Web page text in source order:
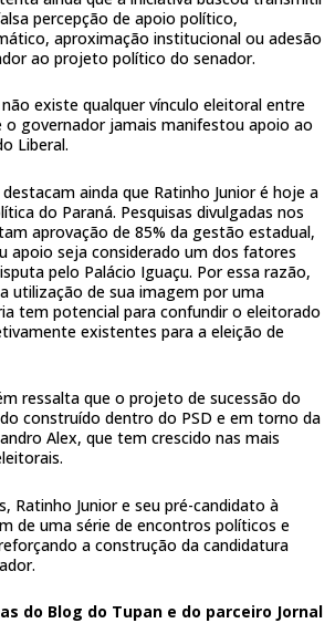
percepção de apoio político,
aproximação institucional ou adesão
ao projeto político do senador.
existe qualquer vínculo eleitoral entre
o governador jamais manifestou apoio ao
Liberal.
ainda que Ratinho Junior é hoje a
do Paraná. Pesquisas divulgadas nos
aprovação de 85% da gestão estadual,
apoio seja considerado um dos fatores
pelo Palácio Iguaçu. Por essa razão,
utilização de sua imagem por uma
tem potencial para confundir o eleitorado
existentes para a eleição de
ressalta que o projeto de sucessão do
construído dentro do PSD e em torno da
Alex, que tem crescido nas mais
Ratinho Junior e seu pré-candidato à
de uma série de encontros políticos e
a construção da candidatura
do Blog do Tupan e do parceiro Jornal